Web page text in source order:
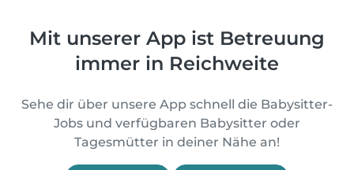
Mit unserer App ist Betreuung
immer in Reichweite
Sehe dir über unsere App schnell die Babysitter-
Jobs und verfügbaren Babysitter oder
Tagesmütter in deiner Nähe an!